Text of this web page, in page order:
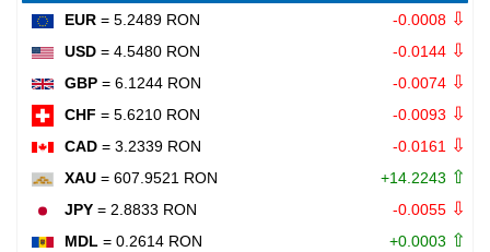
EUR = 5.2489 RON -0.0008 ⇩
USD = 4.5480 RON -0.0144 ⇩
GBP = 6.1244 RON -0.0074 ⇩
CHF = 5.6210 RON -0.0093 ⇩
CAD = 3.2339 RON -0.0161 ⇩
XAU = 607.9521 RON +14.2243 ⇧
JPY = 2.8833 RON -0.0055 ⇩
MDL = 0.2614 RON +0.0003 ⇧